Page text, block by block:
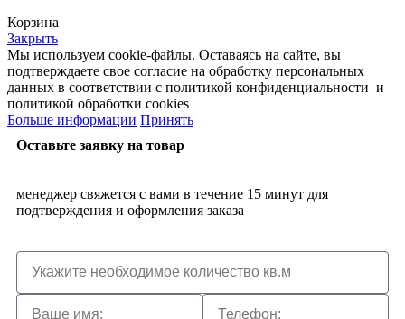
Корзина
Закрыть
Мы используем cookie-файлы. Оставаясь на сайте, вы
подтверждаете свое согласие на обработку персональных
данных в соответствии с политикой конфиденциальности и
политикой обработки cookies
Больше информации Принять
Оставьте заявку на товар
менеджер свяжется с вами в течение 15 минут для
подтверждения и оформления заказа